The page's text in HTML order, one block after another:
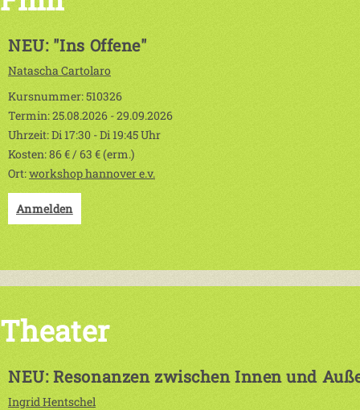
NEU: "Ins Offene"
Natascha Cartolaro
Kursnummer: 510326
Termin: 25.08.2026 - 29.09.2026
Uhrzeit: Di 17:30 - Di 19:45 Uhr
Kosten: 86 € / 63 € (erm.)
Ort:workshop hannover e.v.
Anmelden
Theater
NEU: Resonanzen zwischen Innen und
Ingrid Hentschel